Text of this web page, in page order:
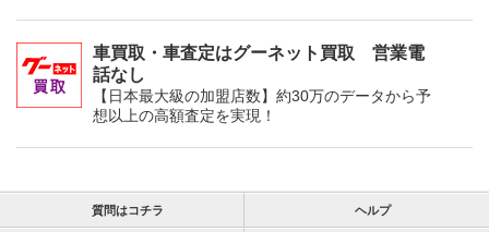
車買取・車査定はグーネット買取 営業電
話なし
【日本最大級の加盟店数】約30万のデータから予
想以上の高額査定を実現！
質問はコチラ ヘルプ